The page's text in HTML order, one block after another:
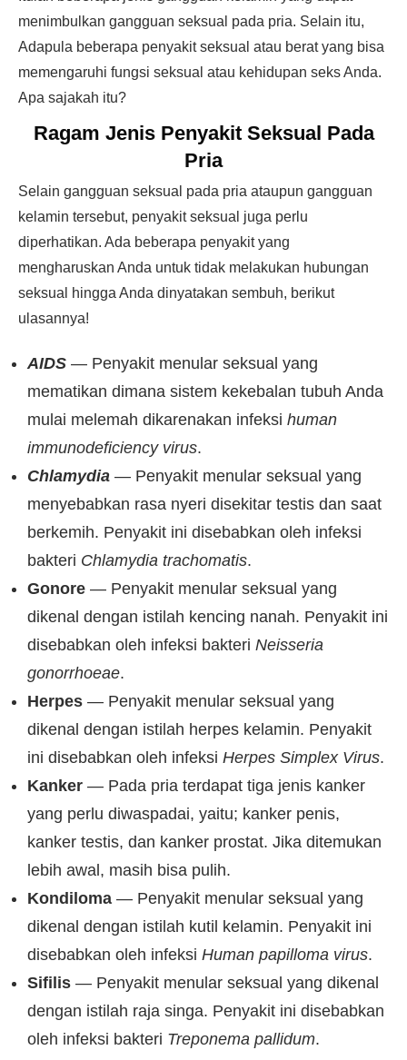
menimbulkan gangguan seksual pada pria. Selain itu,
Adapula beberapa penyakit seksual atau berat yang bisa
memengaruhi fungsi seksual atau kehidupan seks Anda.
Apa sajakah itu?
Ragam Jenis Penyakit Seksual Pada
Pria
Selain gangguan seksual pada pria ataupun gangguan
kelamin tersebut, penyakit seksual juga perlu
diperhatikan. Ada beberapa penyakit yang
mengharuskan Anda untuk tidak melakukan hubungan
seksual hingga Anda dinyatakan sembuh, berikut
ulasannya!
AIDS — Penyakit menular seksual yang
mematikan dimana sistem kekebalan tubuh Anda
mulai melemah dikarenakan infeksi human
immunodeficiency virus.
Chlamydia — Penyakit menular seksual yang
menyebabkan rasa nyeri disekitar testis dan saat
berkemih. Penyakit ini disebabkan oleh infeksi
bakteri Chlamydia trachomatis.
Gonore — Penyakit menular seksual yang
dikenal dengan istilah kencing nanah. Penyakit ini
disebabkan oleh infeksi bakteri Neisseria
gonorrhoeae.
Herpes — Penyakit menular seksual yang
dikenal dengan istilah herpes kelamin. Penyakit
ini disebabkan oleh infeksi Herpes Simplex Virus.
Kanker — Pada pria terdapat tiga jenis kanker
yang perlu diwaspadai, yaitu; kanker penis,
kanker testis, dan kanker prostat. Jika ditemukan
lebih awal, masih bisa pulih.
Kondiloma — Penyakit menular seksual yang
dikenal dengan istilah kutil kelamin. Penyakit ini
disebabkan oleh infeksi Human papilloma virus.
Sifilis — Penyakit menular seksual yang dikenal
dengan istilah raja singa. Penyakit ini disebabkan
oleh infeksi bakteri Treponema pallidum.